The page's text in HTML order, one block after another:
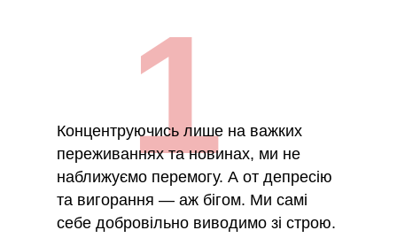
1
Концентруючись лише на важких
переживаннях та новинах, ми не
наближуємо перемогу. А от депресію
та вигорання — аж бігом. Ми самі
себе добровільно виводимо зі строю.